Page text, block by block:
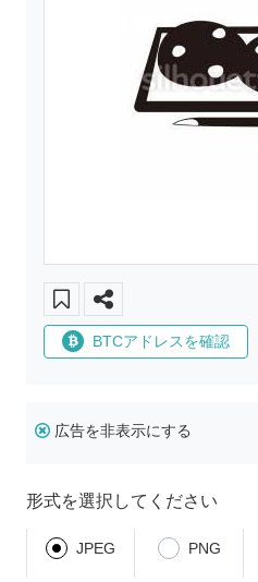
BTCアドレスを確認
広告を非表示にする
形式を選択してください
JPEG PNG